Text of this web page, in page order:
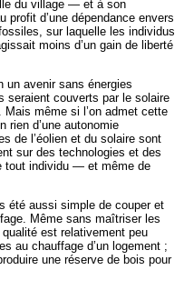
du village — et à son
d’une dépendance envers
sur laquelle les individus
moins d’un gain de liberté
un avenir sans énergies
seraient couverts par le solaire
Mais même si l’on admet cette
rien d’une autonomie
de l’éolien et du solaire sont
sur des technologies et des
tout individu — et même de
été aussi simple de couper et
Même sans maîtriser les
est relativement peu
au chauffage d’un logement ;
une réserve de bois pour